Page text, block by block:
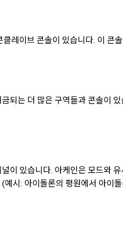
레이브 콘솔이 있습니다. 이
되는 더 많은 구역들과 콘솔이
이 있습니다. 아케인은 모드와
시: 아이돌론의 평원에서 아이